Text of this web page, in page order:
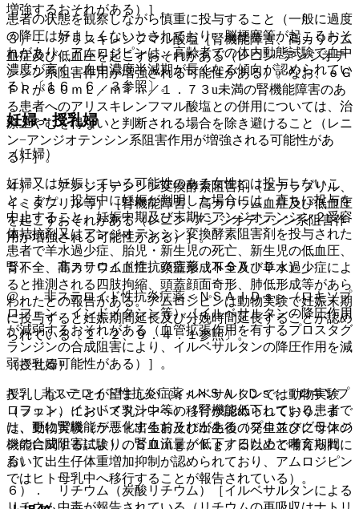
患者の状態を観察しながら慎重に投与すること（一般に過度
の降圧は好ましくないとされており、脳梗塞等が起こるおそ
れがあり、アムロジピンは、高齢者での体内動態試験で血中
濃度が高く、血中濃度半減期が長くなる傾向が認められてい
る）〔１６．６．３参照〕。
妊婦・授乳婦
（妊婦）
妊婦又は妊娠している可能性のある女性には投与しないこ
と。また、投与中に妊娠が判明した場合には、直ちに投与を
中止すること。妊娠中期及び末期にアンジオテンシン２受容
体拮抗剤又はアンジオテンシン変換酵素阻害剤を投与された
患者で羊水過少症、胎児・新生児の死亡、新生児の低血圧、
腎不全、高カリウム血症、頭蓋形成不全及び羊水過少症によ
ると推測される四肢拘縮、頭蓋顔面奇形、肺低形成等があら
われたとの報告がある。アムロジピンは動物実験で妊娠末期
に投与すると妊娠期間延長及び分娩時間延長することが認め
られている〔２．２、９．４．１参照〕。
（授乳婦）
授乳しないことが望ましい（イルベサルタンでは動物実験
（ラット）において乳汁中への移行が認められており、ま
た、動物実験（ラット出生前及び出生後の発生並びに母体の
機能に関する試験）の５０ｍｇ／ｋｇ／日以上で哺育期間に
おいて出生仔体重増加抑制が認められており、アムロジピン
ではヒト母乳中へ移行することが報告されている）。
増強するおそれがある）］。
３）． アリスキレンフマル酸塩［腎機能障害、高カリウム
血症及び低血圧を起こすおそれがある（レニン−アンジオテ
ンシン系阻害作用が増強される可能性がある）。なお、ｅＧ
ＦＲが６０ｍＬ／ｍｉｎ／１．７３u未満の腎機能障害のあ
る患者へのアリスキレンフマル酸塩との併用については、治
療上やむを得ないと判断される場合を除き避けること（レニ
ン−アンジオテンシン系阻害作用が増強される可能性があ
る）］。
４）． アンジオテンシン変換酵素阻害剤（エナラプリル、
イミダプリル等）［腎機能障害、高カリウム血症及び低血圧
を起こすおそれがある（レニン−アンジオテンシン系阻害作
用が増強される可能性がある）］。
５）． 非ステロイド性抗炎症薬（ＮＳＡＩＤｓ）：
@． 非ステロイド性抗炎症薬＜ＮＳＡＩＤｓ＞（ロキソプ
ロフェン、インドメタシン等）［イルベサルタンの降圧作用
が減弱するおそれがある（血管拡張作用を有するプロスタグ
ランジンの合成阻害により、イルベサルタンの降圧作用を減
弱させる可能性がある）］。
A． 非ステロイド性抗炎症薬＜ＮＳＡＩＤｓ＞（ロキソプ
ロフェン、インドメタシン等）［腎機能低下している患者で
は、更に腎機能が悪化するおそれがある（プロスタグランジ
ンの合成阻害により、腎血流量が低下するためと考えられ
る）］。
６）． リチウム（炭酸リチウム）［イルベサルタンによる